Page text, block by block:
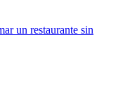
un restaurante sin